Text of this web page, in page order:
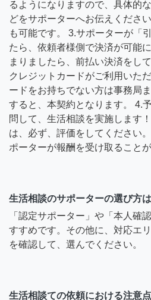
るようになりますので、具体的
どをサポーターへお伝えくださ
も可能です。 3.サポーターが「
たら、依頼者様側で決済が可能
まりましたら、前払い決済をし
クレジットカードがご利用いた
ードをお持ちでない方は事務局
すると、本契約となります。 4.
問して、生活相談を実施します
は、必ず、評価をしてください
ポーターが報酬を受け取ることが
生活相談のサポーターの選び方
「認定サポーター」や「本人確
すすめです。その他に、対応エ
を確認して、選んでください。
生活相談ての依頼における注意